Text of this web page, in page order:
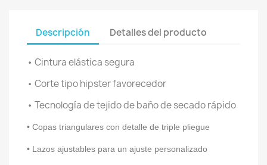
Descripción Detalles del producto
• Cintura elástica segura
• Corte tipo hipster favorecedor
• Tecnología de tejido de baño de secado rápido
• Copas triangulares con detalle de triple pliegue
• Lazos ajustables para un ajuste personalizado